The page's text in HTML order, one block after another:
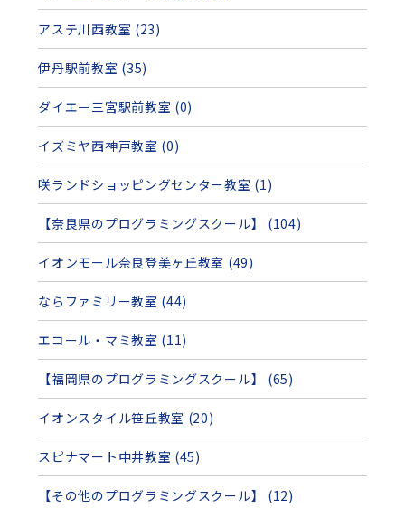
アステ川西教室 (23)
伊丹駅前教室 (35)
ダイエー三宮駅前教室 (0)
イズミヤ西神戸教室 (0)
咲ランドショッピングセンター教室 (1)
【奈良県のプログラミングスクール】 (104)
イオンモール奈良登美ヶ丘教室 (49)
ならファミリー教室 (44)
エコール・マミ教室 (11)
【福岡県のプログラミングスクール】 (65)
イオンスタイル笹丘教室 (20)
スピナマート中井教室 (45)
【その他のプログラミングスクール】 (12)